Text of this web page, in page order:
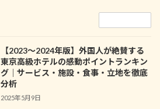
【2023～2024年版】外国人が絶賛する
東京高級ホテルの感動ポイントランキン
グ｜サービス・施設・食事・立地を徹底
分析
2025年5月9日